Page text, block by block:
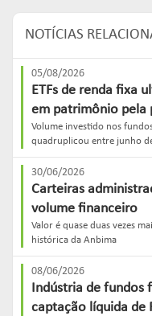
NOTÍCIAS
05/08/2026
ETFs de renda fixa
em patrimônio pela
Volume investido nos
quadruplicou entre junho
30/06/2026
Carteiras
volume financeiro
Valor é quase duas vezes
histórica da Anbima
08/06/2026
Indústria de fundos
captação líquida de